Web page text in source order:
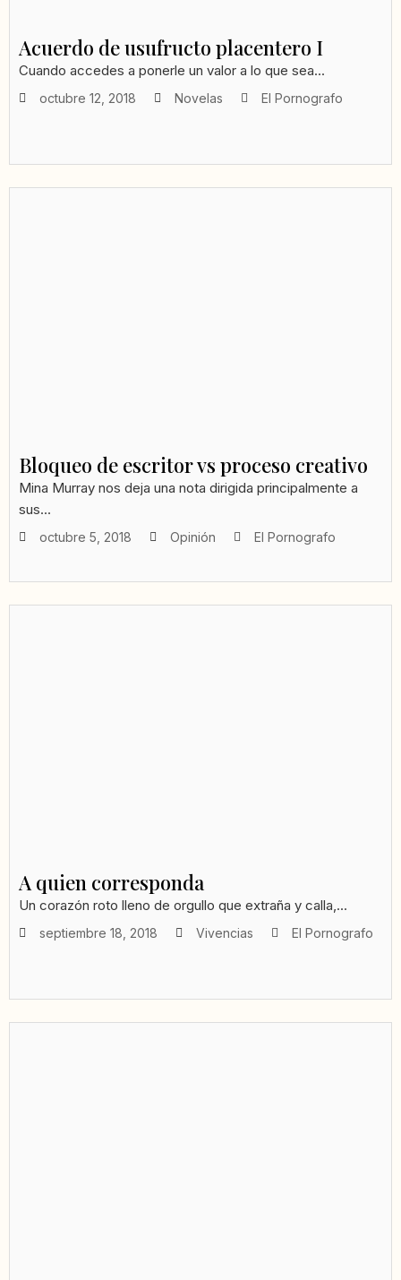
Acuerdo de usufructo placentero I
Cuando accedes a ponerle un valor a lo que sea...
octubre 12, 2018 Novelas El Pornografo
Bloqueo de escritor vs proceso creativo
Mina Murray nos deja una nota dirigida principalmente a
sus...
octubre 5, 2018 Opinión El Pornografo
A quien corresponda
Un corazón roto lleno de orgullo que extraña y calla,...
septiembre 18, 2018 Vivencias El Pornografo